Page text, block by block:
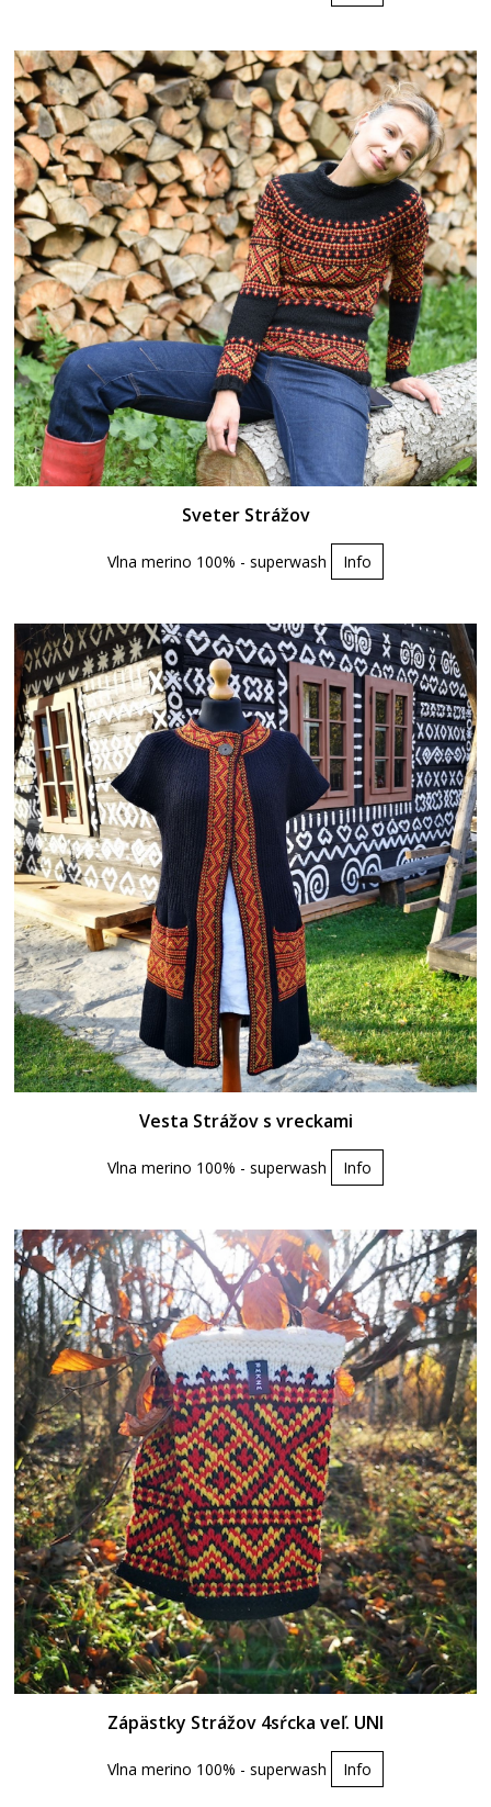
Sveter Strážov
Vlna merino 100% - superwash Info
Vesta Strážov s vreckami
Vlna merino 100% - superwash Info
Zápästky Strážov 4sŕcka veľ. UNI
Vlna merino 100% - superwash Info